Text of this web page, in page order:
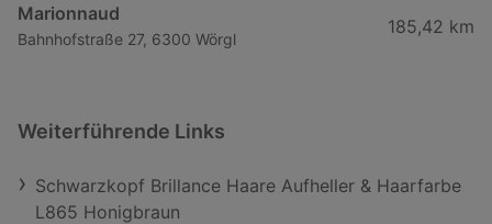
Marionnaud
Bahnhofstraße 27, 6300 Wörgl
185,42 km
Weiterführende Links
Schwarzkopf Brillance Haare Aufheller & Haarfarbe
L865 Honigbraun